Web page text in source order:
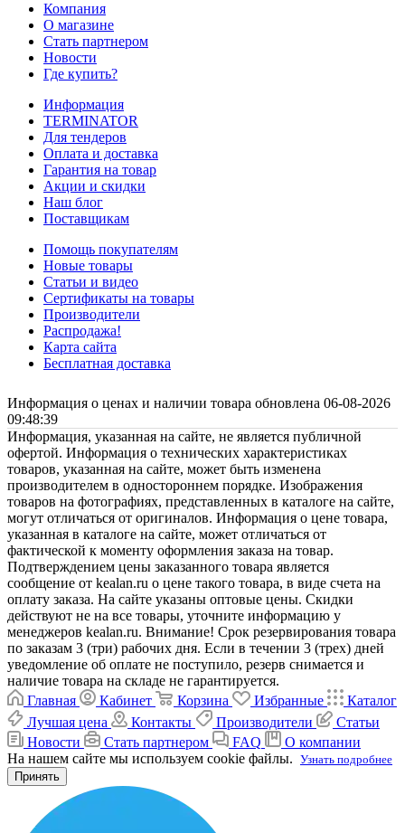
Компания
О магазине
Стать партнером
Новости
Где купить?
Информация
TERMINATOR
Для тендеров
Оплата и доставка
Гарантия на товар
Акции и скидки
Наш блог
Поставщикам
Помощь покупателям
Новые товары
Статьи и видео
Сертификаты на товары
Производители
Распродажа!
Карта сайта
Бесплатная доставка
Информация о ценах и наличии товара обновлена 06-08-2026
09:48:39
Информация, указанная на сайте, не является публичной
офертой. Информация о технических характеристиках
товаров, указанная на сайте, может быть изменена
производителем в одностороннем порядке. Изображения
товаров на фотографиях, представленных в каталоге на сайте,
могут отличаться от оригиналов. Информация о цене товара,
указанная в каталоге на сайте, может отличаться от
фактической к моменту оформления заказа на товар.
Подтверждением цены заказанного товара является
сообщение от kealan.ru о цене такого товара, в виде счета на
оплату заказа. На сайте указаны оптовые цены. Скидки
действуют не на все товары, уточните информацию у
менеджеров kealan.ru. Внимание! Срок резервирования товара
по заказам 3 (три) рабочих дня. Если в течении 3 (трех) дней
уведомление об оплате не поступило, резерв снимается и
наличие товара на складе не гарантируется.
Главная
Кабинет Корзина Избранные
Каталог
Лучшая цена
Контакты Производители
Статьи
Новости
Стать партнером FAQ
О компании
На нашем сайте мы используем cookie файлы. Узнать подробнее
Принять